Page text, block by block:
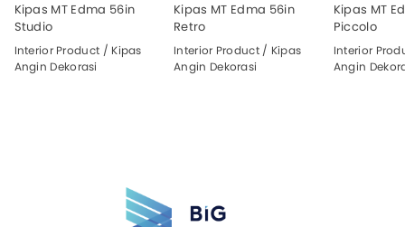
Kipas MT Edma 56in
Studio
Interior Product / Kipas
Angin Dekorasi
Kipas MT Edma 56in
Retro
Interior Product / Kipas
Angin Dekorasi
Kipas MT
Piccolo
Interior
Angin